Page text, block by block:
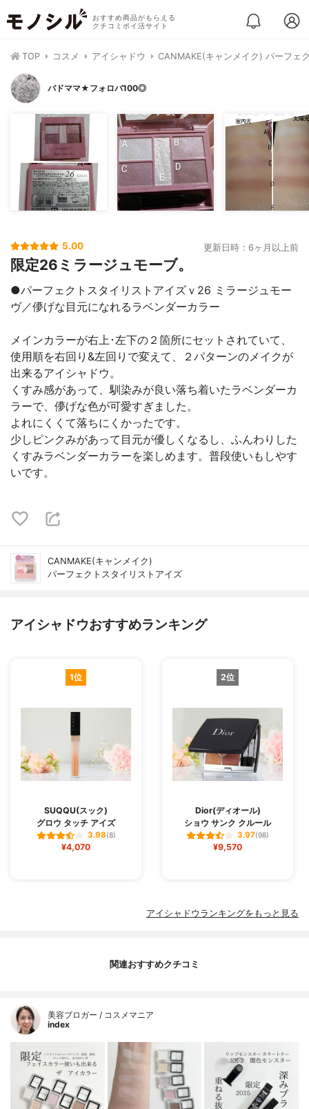
おすすめ商品がもらえる
クチコミポイ活サイト
TOP コスメ アイシャドウ CANMAKE(キャンメイク) パーフェ
バドママ★フォロバ100◎
5.00 更新日時：6ヶ月以上前
限定26ミラージュモーブ。
●パーフェクトスタイリストアイズｖ26 ミラージュモー
ヴ／儚げな目元になれるラベンダーカラー
メインカラーが右上･左下の２箇所にセットされていて、
使用順を右回り&左回りで変えて、２パターンのメイクが
出来るアイシャドウ。
くすみ感があって、馴染みが良い落ち着いたラベンダーカ
ラーで、儚げな色が可愛すぎました。
よれにくくて落ちにくかったです。
少しピンクみがあって目元が優しくなるし、ふんわりした
くすみラベンダーカラーを楽しめます。普段使いもしやす
いです。
CANMAKE(キャンメイク)
パーフェクトスタイリストアイズ
アイシャドウおすすめランキング
1位
SUQQU(スック)
グロウ タッチ アイズ
3.98(8)
¥4,070
2位
Dior(ディオール)
ショウ サンク クルール
3.97(98)
¥9,570
アイシャドウランキングをもっと見る
関連おすすめクチコミ
美容ブロガー / コスメマニア
index